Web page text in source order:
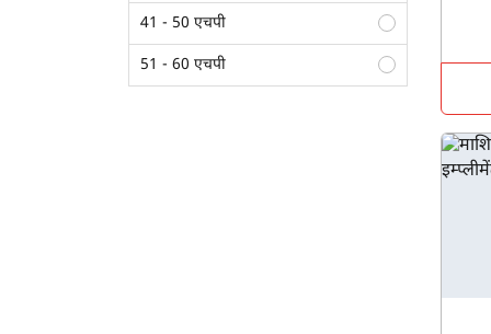
सुपर सीडर
पोटैटो प्लांटर
41 - 50 एचपी
51 - 60 एचपी